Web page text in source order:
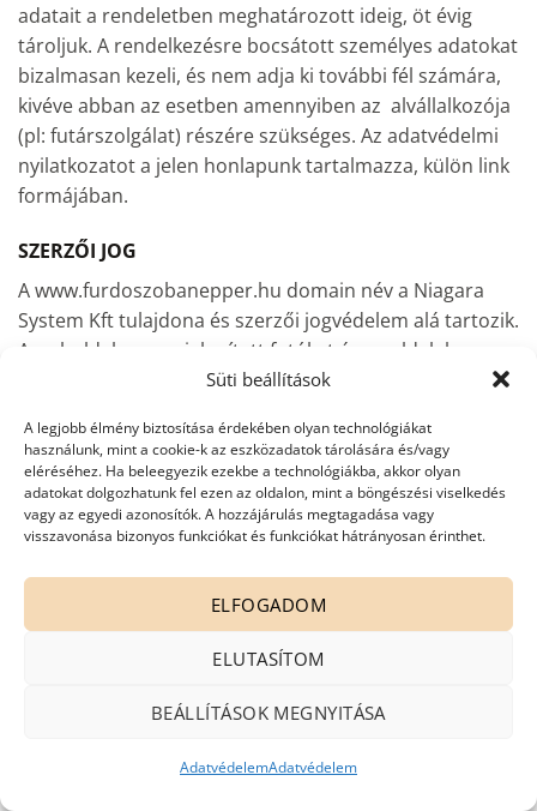
Süti beállítások
A legjobb élmény biztosítása érdekében olyan technológiákat
használunk, mint a cookie-k az eszközadatok tárolására és/vagy
eléréséhez. Ha beleegyezik ezekbe a technológiákba, akkor olyan
adatokat dolgozhatunk fel ezen az oldalon, mint a böngészési viselkedés
vagy az egyedi azonosítók. A hozzájárulás megtagadása vagy
visszavonása bizonyos funkciókat és funkciókat hátrányosan érinthet.
ELFOGADOM
ELUTASÍTOM
BEÁLLÍTÁSOK MEGNYITÁSA
AdatvédelemAdatvédelem
adatait a rendeletben meghatározott ideig, öt évig
tároljuk. A rendelkezésre bocsátott személyes adatokat
bizalmasan kezeli, és nem adja ki további fél számára,
kivéve abban az esetben amennyiben az alvállalkozója
(pl: futárszolgálat) részére szükséges. Az adatvédelmi
nyilatkozatot a jelen honlapunk tartalmazza, külön link
formájában.
SZERZŐI JOG
A www.furdoszobanepper.hu domain név a Niagara
System Kft tulajdona és szerzői jogvédelem alá tartozik.
A weboldalon megjelenített fotókat és az oldalakon
található szöveges információkat személyes
előzetes írásbeli engedélye alapján lehet felhasználni.
ZÁRÓRENDELKEZÉSEK
Tájékoztatjuk a vásárlókat, illetve a felhasználókat, hogy
meghatározott a fogyasztókkal szembeni
tisztességtelen kereskedelmi gyakorlat tilalmáról szóló
törvény szerinti magatartási kódex a társaságnál nem
1997. évi CLV. tv. 18 és 20.§-a alapján lehetőségében áll
felelősségi szabályok alkalmazásával, továbbá a